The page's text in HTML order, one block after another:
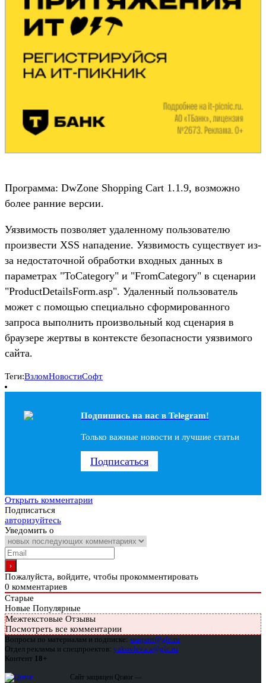
Программа: DwZone Shopping Cart 1.1.9, возможно
более ранние версии.
Уязвимость позволяет удаленному пользователю
произвести XSS нападение. Уязвимость существует из-
за недостаточной обработки входных данных в
параметрах "ToCategory" и "FromCategory" в сценарии
"ProductDetailsForm.asp". Удаленный пользователь
может с помощью специально сформированного
запроса выполнить произвольный код сценария в
браузере жертвы в контексте безопасности уязвимого
сайта.
Теги:ВзломНовостиСофт
Подпишись на наc в Telegram!
Только важные новости и лучшие статьи
Подписаться
Открыть комментарии
Подписаться
авторизуйтесь
Уведомить о
Пожалуйста, войдите, чтобы прокомментировать
0 комментариев
Старые
Новые Популярные
Межтекстовые Отзывы
Посмотреть все комментарии
Вопросы по материалам и подписке: support@glc.ru
Отдел рекламы и спецпроектов: yakovleva.a@glc.ru
Контент 18+
Сайт защищен Qrator —